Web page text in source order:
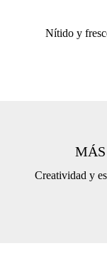
Nítido y
Creatividad y